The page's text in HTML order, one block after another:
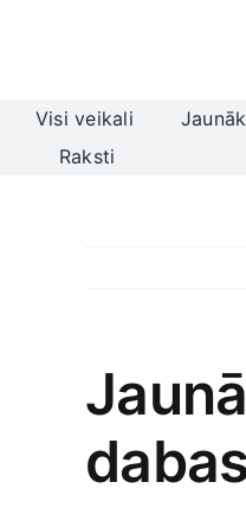
Visi veikali
Raksti